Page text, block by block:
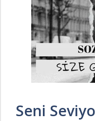
Seni